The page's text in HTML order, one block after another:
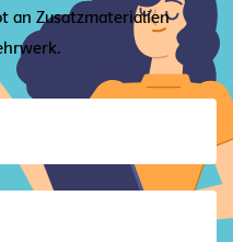
an Zusatzmaterialien